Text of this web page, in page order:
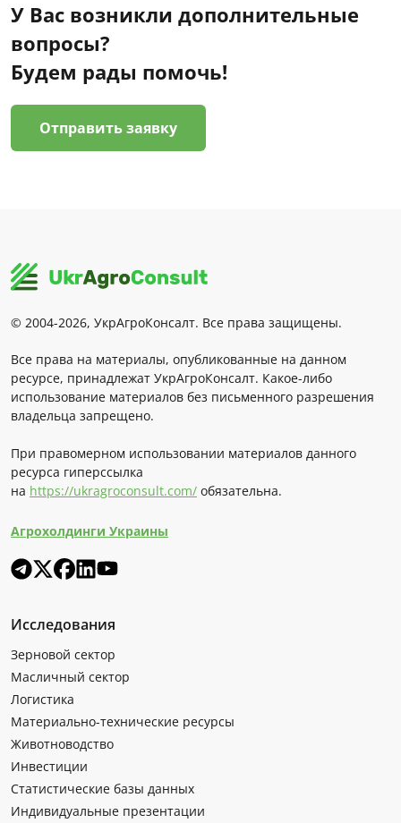
У Вас возникли дополнительные
вопросы?
Будем рады помочь!
Отправить заявку
© 2004-2026, УкрАгроКонсалт. Все права защищены.
Все права на материалы, опубликованные на данном
ресурсе, принадлежат УкрАгроКонсалт. Какое-либо
использование материалов без письменного разрешения
владельца запрещено.
При правомерном использовании материалов данного
ресурса гиперссылка
на https://ukragroconsult.com/ обязательна.
Агрохолдинги Украины
Исследования
Зерновой сектор
Масличный сектор
Логистика
Материально-технические ресурсы
Животноводство
Инвестиции
Статистические базы данных
Индивидуальные презентации